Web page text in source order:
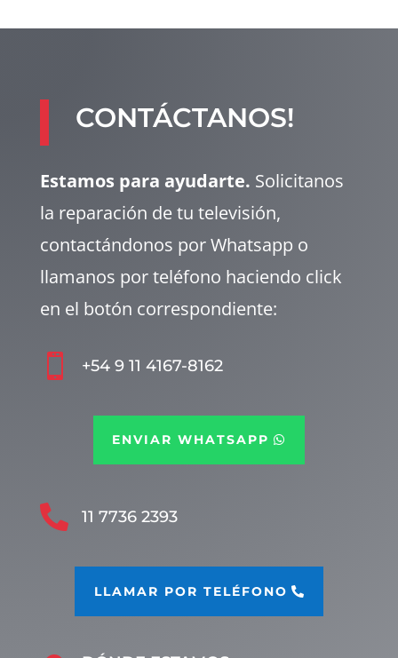
CONTÁCTANOS!
Estamos para ayudarte. Solicitanos
la reparación de tu televisión,
contactándonos por Whatsapp o
llamanos por teléfono haciendo click
en el botón correspondiente:
 +54 9 11 4167-8162
ENVIAR WHATSAPP
 11 7736 2393
LLAMAR POR TELÉFONO